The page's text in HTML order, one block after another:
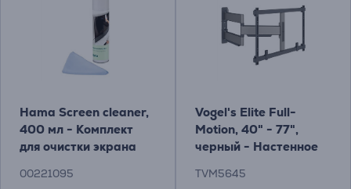
Hama Screen cleaner,
400 мл - Комплект
для очистки экрана
00221095
Vogel's Elite Full-
Motion, 40" - 77",
черный - Настенное
телевизора Товар -
TVM5645